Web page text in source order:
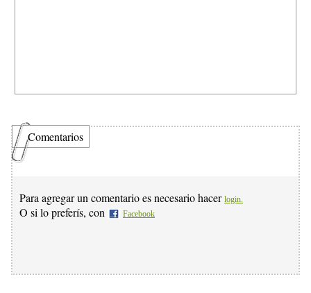
Comentarios
Para agregar un comentario es necesario hacer login.
O si lo preferís, con Facebook